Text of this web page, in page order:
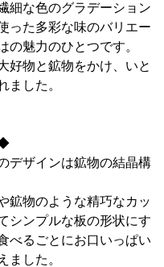
細な色のグラデーション
った多彩な味のバリエー
の魅力のひとつです。
好物と鉱物をかけ、いと
ました。
デザインは鉱物の結晶構
鉱物のような精巧なカッ
シンプルな板の形状にす
べるごとにお口いっぱい
ました。